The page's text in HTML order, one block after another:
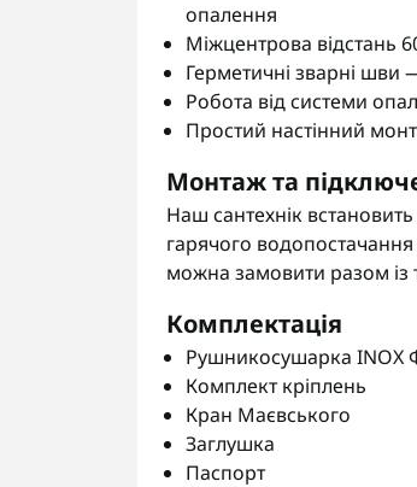
опалення
Міжцентрова відстань
Герметичні зварні шви
Робота від системи
Простий настінний
Монтаж та
Наш сантехнік
гарячого
можна замовити разом із
Комплектація
Рушникосушарка INOX
Комплект кріплень
Кран Маєвського
Заглушка
Паспорт